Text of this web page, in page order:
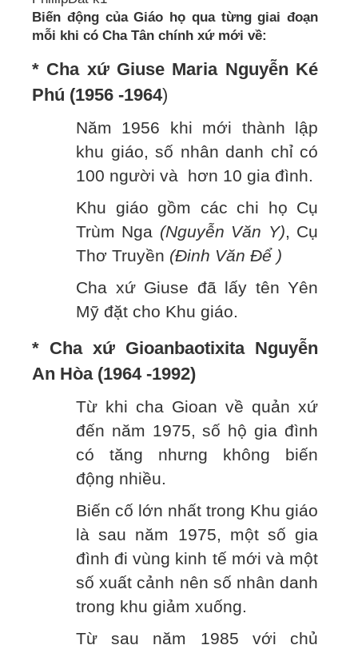
Biến động của Giáo họ qua từng giai đoạn
mỗi khi có Cha Tân chính xứ mới về:
* Cha xứ Giuse Maria Nguyễn Ké
Phú (1956 -1964)
Năm 1956 khi mới thành lập
khu giáo, số nhân danh chỉ có
100 người và hơn 10 gia đình.
Khu giáo gồm các chi họ Cụ
Trùm Nga (Nguyễn Văn Y), Cụ
Thơ Truyền (Đinh Văn Để )
Cha xứ Giuse đã lấy tên Yên
Mỹ đặt cho Khu giáo.
* Cha xứ Gioanbaotixita Nguyễn
An Hòa (1964 -1992)
Từ khi cha Gioan về quản xứ
đến năm 1975, số hộ gia đình
có tăng nhưng không biến
động nhiều.
Biến cố lớn nhất trong Khu giáo
là sau năm 1975, một số gia
đình đi vùng kinh tế mới và một
số xuất cảnh nên số nhân danh
trong khu giảm xuống.
Từ sau năm 1985 với chủ